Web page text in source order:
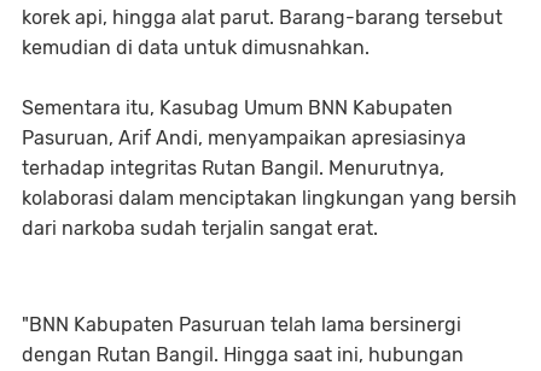
korek api, hingga alat parut. Barang-barang tersebut
kemudian di data untuk dimusnahkan.
Sementara itu, Kasubag Umum BNN Kabupaten
Pasuruan, Arif Andi, menyampaikan apresiasinya
terhadap integritas Rutan Bangil. Menurutnya,
kolaborasi dalam menciptakan lingkungan yang bersih
dari narkoba sudah terjalin sangat erat.
"BNN Kabupaten Pasuruan telah lama bersinergi
dengan Rutan Bangil. Hingga saat ini, hubungan